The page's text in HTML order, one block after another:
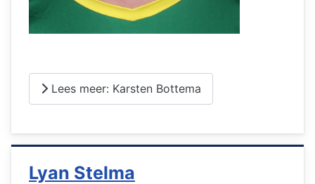
Lees meer: Karsten Bottema
Lyan Stelma